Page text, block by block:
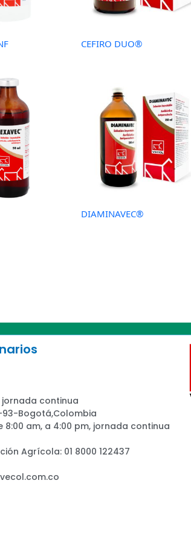
CEFIRO DUO®
DIAMINAVEC®
jornada continua
93-Bogotá,Colombia
8:00 am, a 4:00 pm, jornada continua
Agrícola: 01 8000 122437